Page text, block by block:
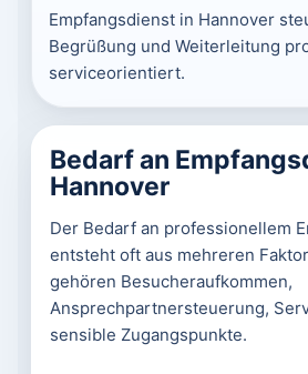
Empfangsdienst in Hannover
Begrüßung und Weiterleitung
serviceorientiert.
Bedarf an
Hannover
Der Bedarf an professionellem
entsteht oft aus mehreren
gehören Besucheraufkommen,
Ansprechpartnersteuerung,
sensible Zugangspunkte.